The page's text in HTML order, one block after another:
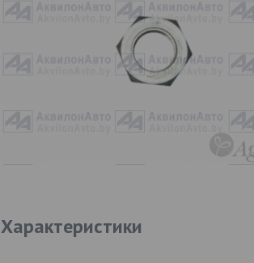
Характеристики